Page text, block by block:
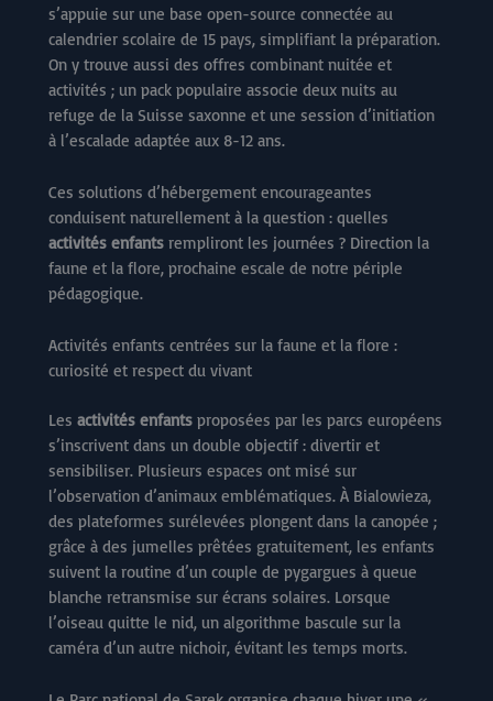
s’appuie sur une base open-source connectée au
calendrier scolaire de 15 pays, simplifiant la préparation.
On y trouve aussi des offres combinant nuitée et
activités ; un pack populaire associe deux nuits au
refuge de la Suisse saxonne et une session d’initiation
à l’escalade adaptée aux 8-12 ans.
Ces solutions d’hébergement encourageantes
conduisent naturellement à la question : quelles
activités enfants rempliront les journées ? Direction la
faune et la flore, prochaine escale de notre périple
pédagogique.
Activités enfants centrées sur la faune et la flore :
curiosité et respect du vivant
Les activités enfants proposées par les parcs européens
s’inscrivent dans un double objectif : divertir et
sensibiliser. Plusieurs espaces ont misé sur
l’observation d’animaux emblématiques. À Bialowieza,
des plateformes surélevées plongent dans la canopée ;
grâce à des jumelles prêtées gratuitement, les enfants
suivent la routine d’un couple de pygargues à queue
blanche retransmise sur écrans solaires. Lorsque
l’oiseau quitte le nid, un algorithme bascule sur la
caméra d’un autre nichoir, évitant les temps morts.